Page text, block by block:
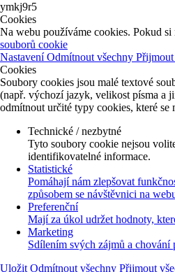
ymkj9r5
Cookies
Na webu používáme cookies. Pokud
souborů cookie
Nastavení Odmítnout všechny
Cookies
Soubory cookies jsou malé textové
(např. výchozí jazyk, velikost písma a
odmítnout určité typy cookies, které se
Technické / nezbytné
Tyto soubory cookie nejsou
identifikovatelné informace.
Statistické
Pomáhají nám zlepšovat
způsobem se návštěvnici na
Preferenční
Mají za úkol udržet hodnoty,
Marketing
Sdílením svých zájmů a chování
UložitOdmítnout všechny Přijmout